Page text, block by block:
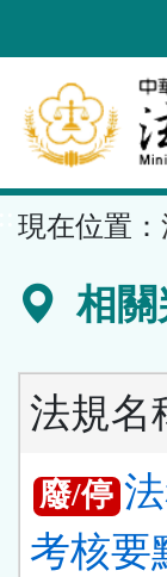
到
要
內
容
區
現在位置：
相關
法規名
廢/停
考核要